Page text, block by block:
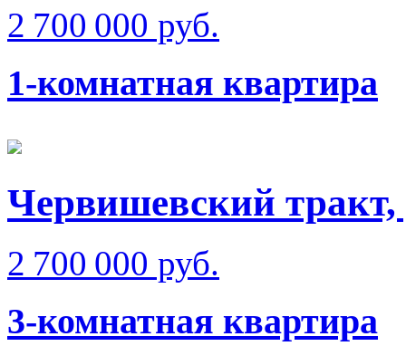
2 700 000 руб.
1-комнатная квартира
Червишевский
2 700 000 руб.
3-комнатная квартира